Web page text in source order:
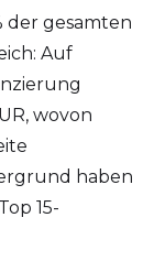
der gesamten
Auf
wovon
haben
15-